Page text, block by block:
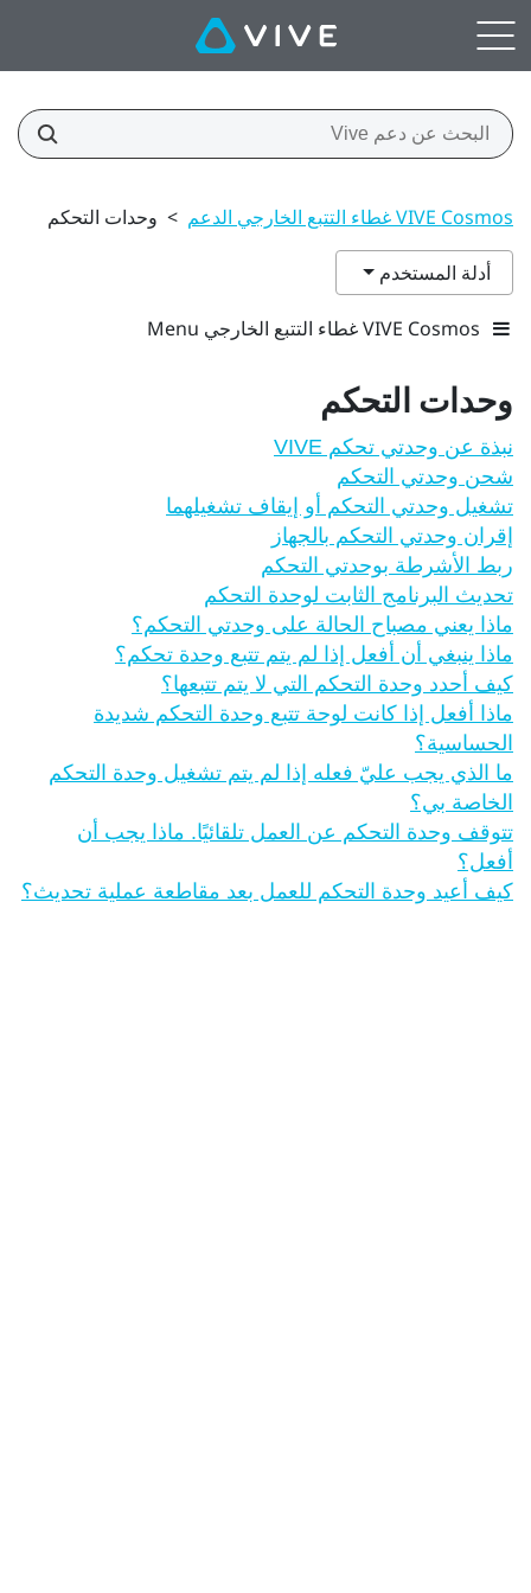
VIVE Cosmos غطاء التتبع الخارجي الدعم > وحدات التحكم
أدلة المستخدم
VIVE Cosmos غطاء التتبع الخارجي Menu
وحدات التحكم
نبذة عن وحدتي تحكم VIVE
شحن وحدتي التحكم
تشغيل وحدتي التحكم أو إيقاف تشغيلهما
إقران وحدتي التحكم بالجهاز
ربط الأشرطة بوحدتي التحكم
تحديث البرنامج الثابت لوحدة التحكم
ماذا يعني مصباح الحالة على وحدتي التحكم؟
ماذا ينبغي أن أفعل إذا لم يتم تتبع وحدة تحكم؟
كيف أحدد وحدة التحكم التي لا يتم تتبعها؟
ماذا أفعل إذا كانت لوحة تتبع وحدة التحكم شديدة
الحساسية؟
ما الذي يجب عليّ فعله إذا لم يتم تشغيل وحدة التحكم
الخاصة بي؟
تتوقف وحدة التحكم عن العمل تلقائيًا. ماذا يجب أن
أفعل؟
كيف أعيد وحدة التحكم للعمل بعد مقاطعة عملية تحديث؟